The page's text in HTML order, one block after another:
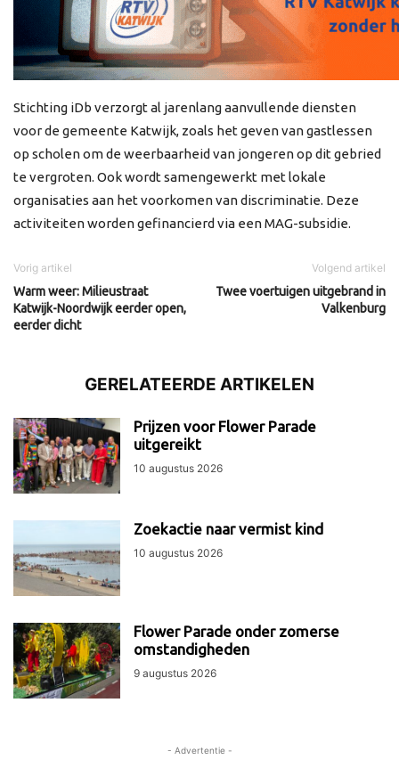
Stichting iDb verzorgt al jarenlang aanvullende diensten
voor de gemeente Katwijk, zoals het geven van gastlessen
op scholen om de weerbaarheid van jongeren op dit gebried
te vergroten. Ook wordt samengewerkt met lokale
organisaties aan het voorkomen van discriminatie. Deze
activiteiten worden gefinancierd via een MAG-subsidie.
Vorig artikel
Warm weer: Milieustraat
Katwijk-Noordwijk eerder open,
eerder dicht
Volgend artikel
Twee voertuigen uitgebrand in
Valkenburg
GERELATEERDE ARTIKELEN
Prijzen voor Flower Parade
uitgereikt
10 augustus 2026
Zoekactie naar vermist kind
10 augustus 2026
Flower Parade onder zomerse
omstandigheden
9 augustus 2026
- Advertentie -